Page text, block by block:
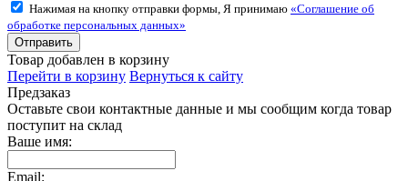
Нажимая на кнопку отправки формы, Я принимаю «Соглашение об
обработке персональных данных»
Товар добавлен в корзину
Перейти в корзину Вернуться к сайту
Предзаказ
Оставьте свои контактные данные и мы сообщим когда товар
поступит на склад
Ваше имя:
Email: